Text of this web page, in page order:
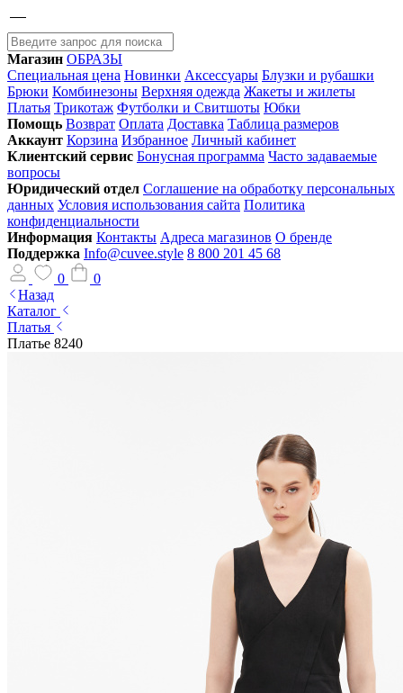
Магазин ОБРАЗЫ
Специальная цена Новинки Аксессуары Блузки и рубашки
Брюки Комбинезоны Верхняя одежда Жакеты и жилеты
Платья Трикотаж Футболки и Свитшоты Юбки
Помощь Возврат Оплата Доставка Таблица размеров
Аккаунт Корзина Избранное Личный кабинет
Клиентский сервис Бонусная программа Часто задаваемые
вопросы
Юридический отдел Соглашение на обработку персональных
данных Условия использования сайта Политика
конфиденциальности
Информация Контакты Адреса магазинов О бренде
Поддержка Info@cuvee.style 8 800 201 45 68
0
0
Назад
Каталог
Платья
Платье 8240